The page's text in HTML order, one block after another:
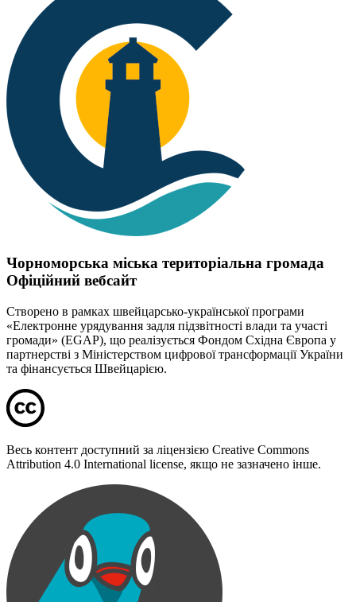
Чорноморська міська територіальна громада
Офіційний вебсайт
Створено в рамках швейцарсько-української програми
«Електронне урядування задля підзвітності влади та участі
громади» (EGAP), що реалізується Фондом Східна Європа у
партнерстві з Міністерством цифрової трансформації України
та фінансується Швейцарією.
Весь контент доступний за ліцензією Creative Commons
Attribution 4.0 International license, якщо не зазначено інше.